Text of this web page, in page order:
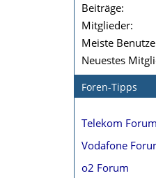
Beiträge
Mitglieder
Meiste
Neuestes
Foren-Tipps
Telekom Forum
Vodafone
o2 Forum